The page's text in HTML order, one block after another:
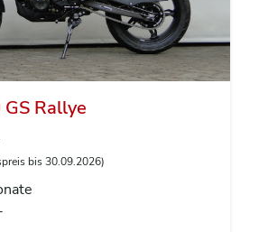
Rallye
bis 30.09.2026)